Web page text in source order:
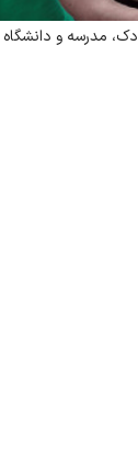
مدرسه و دانشگاه